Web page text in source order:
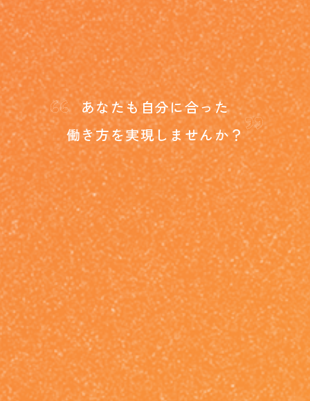
“ あなたも自分に合った
働き方を実現しませんか？”